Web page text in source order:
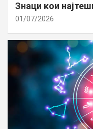
Знаци кои
01/07/2026